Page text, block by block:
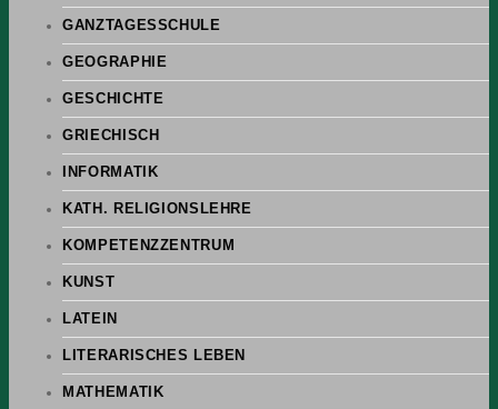
GANZTAGESSCHULE
GEOGRAPHIE
GESCHICHTE
GRIECHISCH
INFORMATIK
KATH. RELIGIONSLEHRE
KOMPETENZZENTRUM
KUNST
LATEIN
LITERARISCHES LEBEN
MATHEMATIK